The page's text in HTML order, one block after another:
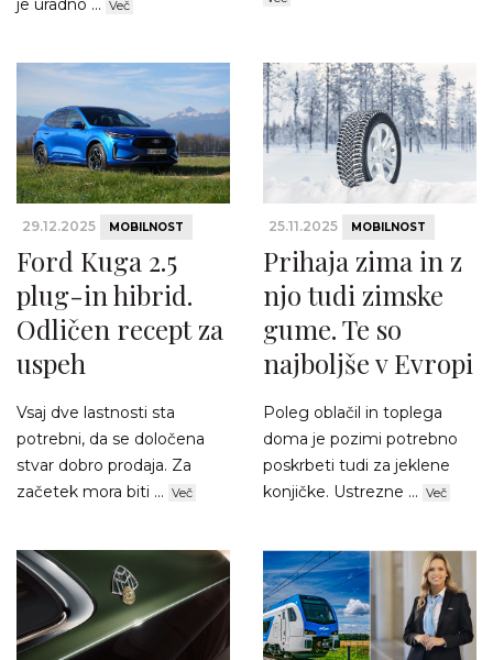
Več
29.12.2025 MOBILNOST
Ford Kuga 2.5
plug-in hibrid.
Odličen recept za
uspeh
Vsaj dve lastnosti sta
potrebni, da se določena
stvar dobro prodaja. Za
začetek mora biti ... Več
25.11.2025 MOBILNOST
Prihaja zima in z
njo tudi zimske
gume. Te so
najboljše v Evropi
Poleg oblačil in toplega
doma je pozimi potrebno
poskrbeti tudi za jeklene
konjičke. Ustrezne ... Več